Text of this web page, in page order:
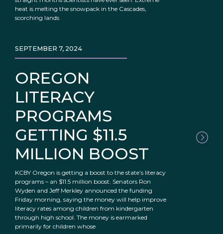
heat is melting the snowpack in the Cascades,
scorching lands
OREGON
LITERACY
PROGRAMS
GETTING $11.5
MILLION BOOST
SEPTEMBER 7, 2024
KCBY Oregon is getting a boost to the state’s literacy
programs – an $11.5 million boost. Senators Ron
Wyden and Jeff Merkley announced the funding
Friday morning, saying the money will help improve
literacy rates among children from kindergarten
through high school. The money is earmarked
primarily for children whose